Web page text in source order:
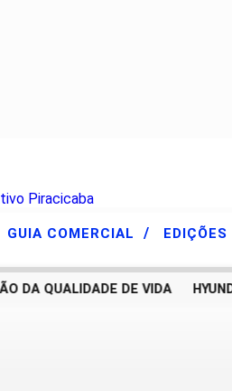
GUIA COMERCIAL / EDIÇÕES
QUALIDADE DE VIDA